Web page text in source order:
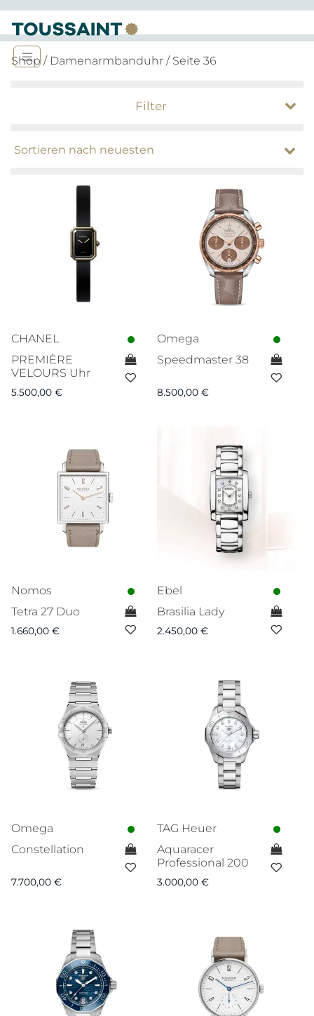
Shop / Damenarmbanduhr / Seite 36
Filter
CHANEL
PREMIÈRE
VELOURS Uhr
5.500,00 €
Omega
Speedmaster 38
8.500,00 €
Nomos
Tetra 27 Duo
1.660,00 €
Ebel
Brasilia Lady
2.450,00 €
Omega
Constellation
7.700,00 €
TAG Heuer
Aquaracer
Professional 200
3.000,00 €